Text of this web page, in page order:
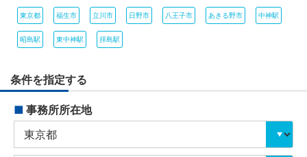
東京都 福生市 立川市 日野市 八王子市 あきる野市 中神駅
昭島駅 東中神駅 拝島駅
条件を指定する
■ 事務所所在地